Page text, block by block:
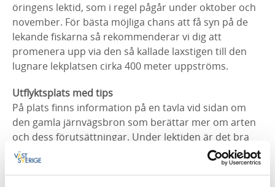
öringens lektid, som i regel pågår under oktober och
november. För bästa möjliga chans att få syn på de
lekande fiskarna så rekommenderar vi dig att
promenera upp via den så kallade laxstigen till den
lugnare lekplatsen cirka 400 meter uppströms.
Utflyktsplats med tips
På plats finns information på en tavla vid sidan om
den gamla järnvägsbron som berättar mer om arten
och dess förutsättningar. Under lektiden är det bra
att ta med dig polariserande solglasögon, de
underlättar för att få syn på fiskarna. Även lite